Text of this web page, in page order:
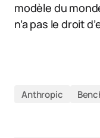
modèle du
n’a pas le droit
Anthropic